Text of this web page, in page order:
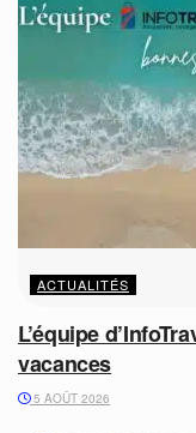
ACTUALITÉS
L’équipe
vacances
5 AOÛT 2026